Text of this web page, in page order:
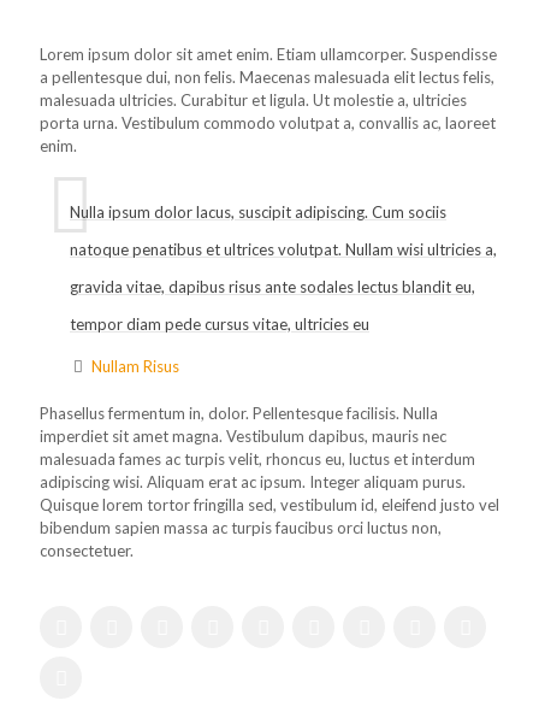
Lorem ipsum dolor sit amet enim. Etiam ullamcorper. Suspendisse
a pellentesque dui, non felis. Maecenas malesuada elit lectus felis,
malesuada ultricies. Curabitur et ligula. Ut molestie a, ultricies
porta urna. Vestibulum commodo volutpat a, convallis ac, laoreet
enim.
Nulla ipsum dolor lacus, suscipit adipiscing. Cum sociis
natoque penatibus et ultrices volutpat. Nullam wisi ultricies a,
gravida vitae, dapibus risus ante sodales lectus blandit eu,
tempor diam pede cursus vitae, ultricies eu
Nullam Risus
Phasellus fermentum in, dolor. Pellentesque facilisis. Nulla
imperdiet sit amet magna. Vestibulum dapibus, mauris nec
malesuada fames ac turpis velit, rhoncus eu, luctus et interdum
adipiscing wisi. Aliquam erat ac ipsum. Integer aliquam purus.
Quisque lorem tortor fringilla sed, vestibulum id, eleifend justo vel
bibendum sapien massa ac turpis faucibus orci luctus non,
consectetuer.